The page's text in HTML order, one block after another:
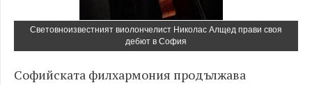
Световноизвестният виолончелист Николас Алщед прави своя
дебют в София
Софийската филхармония продължава